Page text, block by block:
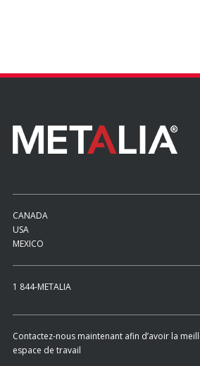
CANADA
USA
MEXICO
1 844-METALIA
Contactez-nous maintenant afin d’avoir la
espace de travail